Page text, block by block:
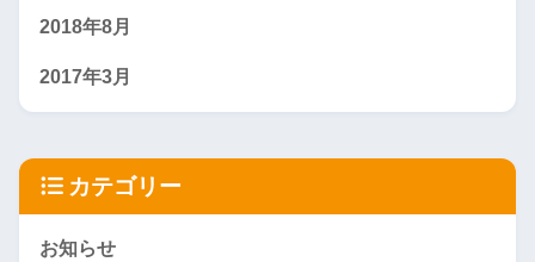
2018年8月
2017年3月
カテゴリー
お知らせ